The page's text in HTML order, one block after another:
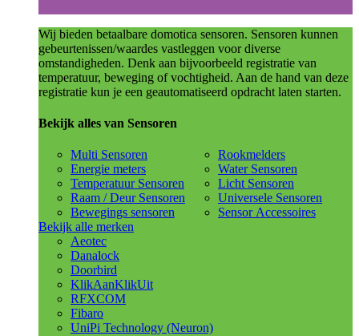
Wij bieden betaalbare domotica sensoren. Sensoren kunnen
gebeurtenissen/waardes vastleggen voor diverse
omstandigheden. Denk aan bijvoorbeeld registratie van
temperatuur, beweging of vochtigheid. Aan de hand van deze
registratie kun je een geautomatiseerd opdracht laten starten.
Bekijk alles van Sensoren
Multi Sensoren
Energie meters
Temperatuur Sensoren
Raam / Deur Sensoren
Bewegings sensoren
Rookmelders
Water Sensoren
Licht Sensoren
Universele Sensoren
Sensor Accessoires
Bekijk alle merken
Aeotec
Danalock
Doorbird
KlikAanKlikUit
RFXCOM
Fibaro
UniPi Technology (Neuron)